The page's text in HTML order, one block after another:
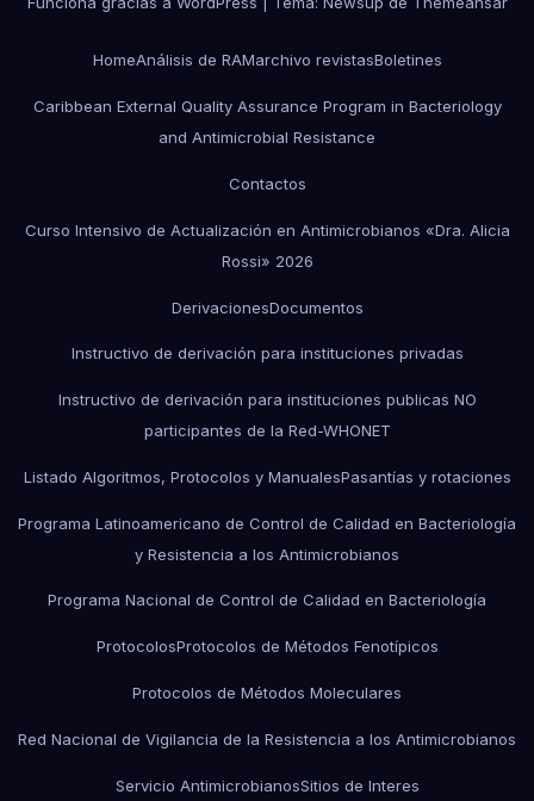
HomeAnálisis de RAMarchivo revistasBoletines
Caribbean External Quality Assurance Program in Bacteriology
and Antimicrobial Resistance
Contactos
Curso Intensivo de Actualización en Antimicrobianos «Dra. Alicia
Rossi» 2026
DerivacionesDocumentos
Instructivo de derivación para instituciones privadas
Instructivo de derivación para instituciones publicas NO
participantes de la Red-WHONET
Listado Algoritmos, Protocolos y ManualesPasantías y rotaciones
Programa Latinoamericano de Control de Calidad en Bacteriología
y Resistencia a los Antimicrobianos
Programa Nacional de Control de Calidad en Bacteriología
ProtocolosProtocolos de Métodos Fenotípicos
Protocolos de Métodos Moleculares
Red Nacional de Vigilancia de la Resistencia a los Antimicrobianos
Servicio AntimicrobianosSitios de Interes